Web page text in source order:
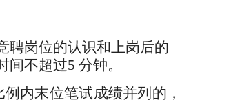
聘岗位的认识和上岗后的
间不超过5 分钟。
内末位笔试成绩并列的，